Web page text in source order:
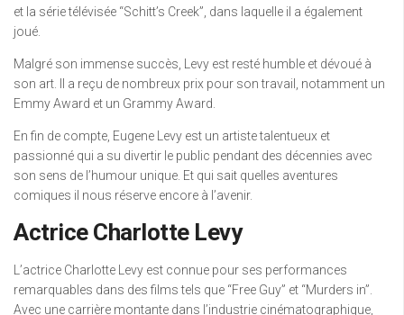
et la série télévisée “Schitt’s Creek”, dans laquelle il a également
joué.
Malgré son immense succès, Levy est resté humble et dévoué à
son art. Il a reçu de nombreux prix pour son travail, notamment un
Emmy Award et un Grammy Award.
En fin de compte, Eugene Levy est un artiste talentueux et
passionné qui a su divertir le public pendant des décennies avec
son sens de l’humour unique. Et qui sait quelles aventures
comiques il nous réserve encore à l’avenir.
Actrice Charlotte Levy
L’actrice Charlotte Levy est connue pour ses performances
remarquables dans des films tels que “Free Guy” et “Murders in”.
Avec une carrière montante dans l’industrie cinématographique,